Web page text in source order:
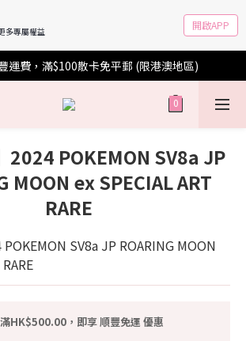
多專屬權益 開啟APP
運費，滿$100散卡免平郵 (限港澳地區)
2024 POKEMON SV8a JP
MOON ex SPECIAL ART
RARE
POKEMON SV8a JP ROARING MOON
HK$500.00，即享 順豐免運 優惠